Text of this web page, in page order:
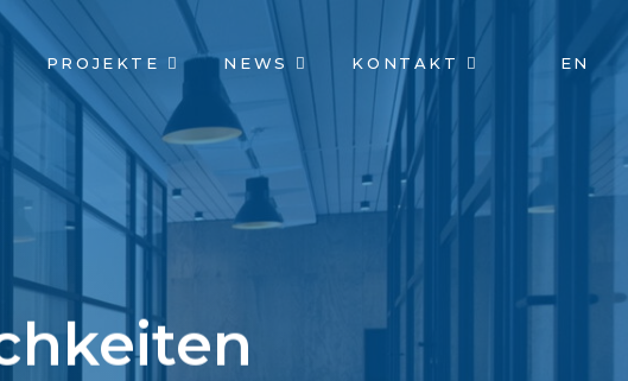
PROJEKTE NEWS KONTAKT EN